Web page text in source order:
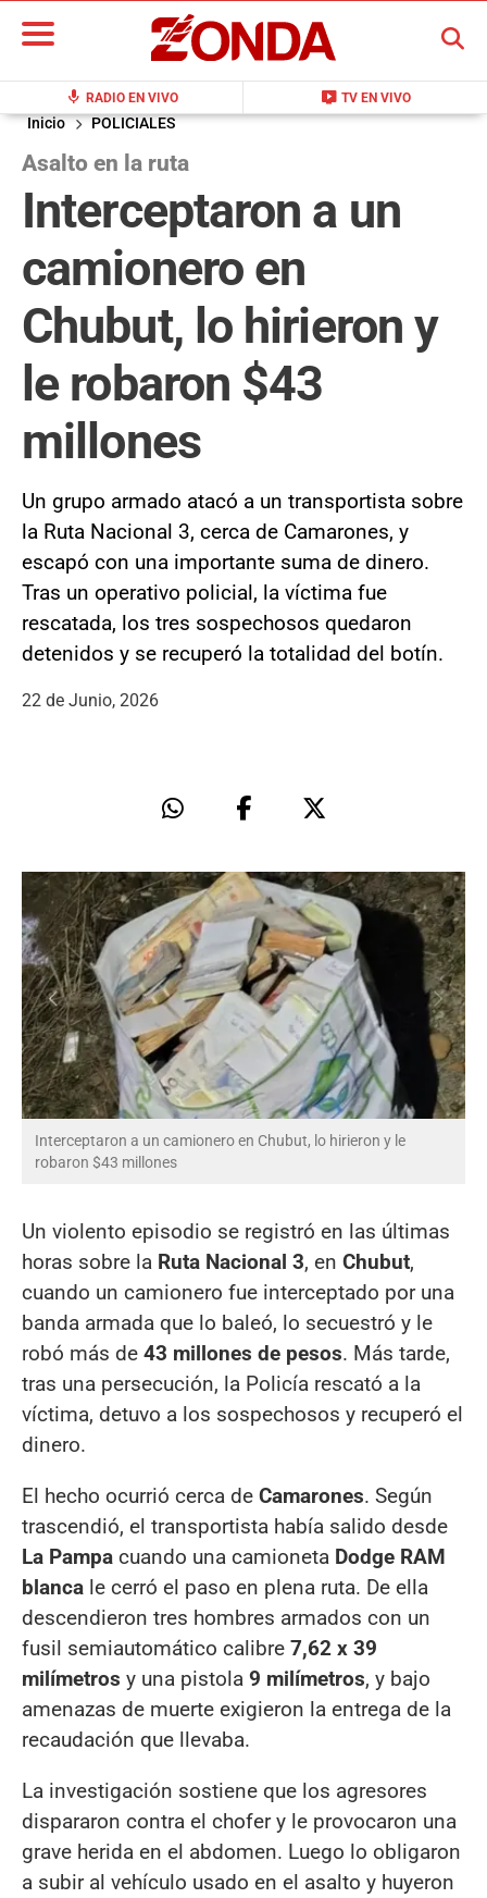
mic RADIO EN VIVO live_tv TV EN VIVO
BUSCAR
Inicio POLICIALES
Asalto en la ruta
Interceptaron a un
camionero en
Chubut, lo hirieron y
le robaron $43
millones
Un grupo armado atacó a un transportista sobre
la Ruta Nacional 3, cerca de Camarones, y
escapó con una importante suma de dinero.
Tras un operativo policial, la víctima fue
rescatada, los tres sospechosos quedaron
detenidos y se recuperó la totalidad del botín.
22 de Junio, 2026
Interceptaron a un camionero en Chubut, lo hirieron y le
robaron $43 millones
Un violento episodio se registró en las últimas
horas sobre la Ruta Nacional 3, en Chubut,
cuando un camionero fue interceptado por una
banda armada que lo baleó, lo secuestró y le
robó más de 43 millones de pesos. Más tarde,
tras una persecución, la Policía rescató a la
víctima, detuvo a los sospechosos y recuperó el
dinero.
El hecho ocurrió cerca de Camarones. Según
trascendió, el transportista había salido desde
La Pampa cuando una camioneta Dodge RAM
blanca le cerró el paso en plena ruta. De ella
descendieron tres hombres armados con un
fusil semiautomático calibre 7,62 x 39
milímetros y una pistola 9 milímetros, y bajo
amenazas de muerte exigieron la entrega de la
recaudación que llevaba.
La investigación sostiene que los agresores
dispararon contra el chofer y le provocaron una
grave herida en el abdomen. Luego lo obligaron
a subir al vehículo usado en el asalto y huyeron